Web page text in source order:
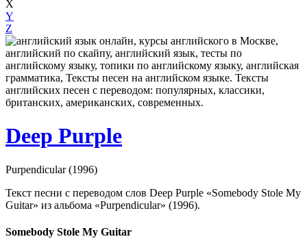
X
Y
Z
Deep Purple
Purpendicular (1996)
Текст песни с переводом слов Deep Purple «Somebody Stole My
Guitar» из альбома «Purpendicular» (1996).
Somebody Stole My Guitar